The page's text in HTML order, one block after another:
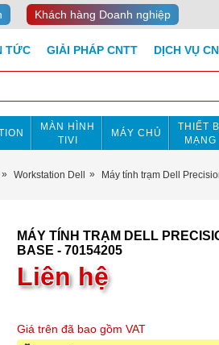
Khách hàng Doanh nghiệp
TỨC GIẢI PHÁP CNTT DỊCH VỤ
MÀN HÌNH
TIVI
MÁY CHỦ
THIẾT BỊ
MẠNG
Workstation Dell Máy tính trạm Dell
MÁY TÍNH TRẠM DELL
BASE - 70154205
Liên hệ
Giá trên đã bao gồm VAT